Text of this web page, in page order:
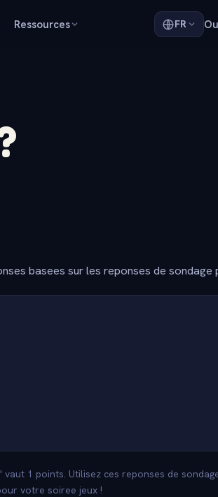
Ressources FR
basees sur les reponses de sondage
1 points. Utilisez ces reponses de
votre soiree jeux !